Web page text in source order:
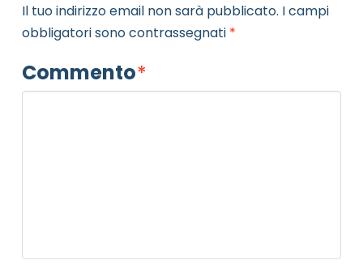
Il tuo indirizzo email non sarà pubblicato. I campi
obbligatori sono contrassegnati *
Commento*